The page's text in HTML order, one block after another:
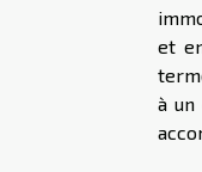
et
à un